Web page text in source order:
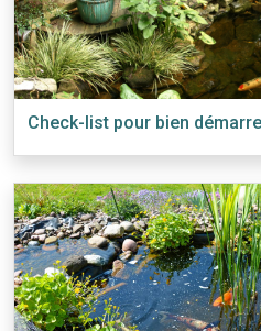
Check-list pour bien